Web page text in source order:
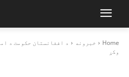
Home خبرونه
د افغانستان حکومت د
وکړ